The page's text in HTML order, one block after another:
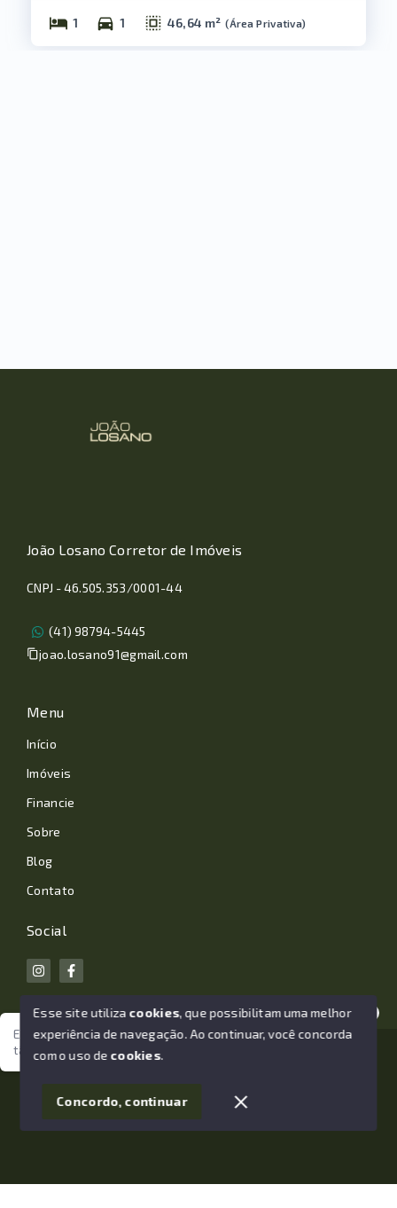
1 1 46,64 m² (Área Privativa)
Estamos aqui para te ajudar. Vamos juntos nessa jornada
tão importante da sua vida?
João Losano Corretor de Imóveis
CNPJ - 46.505.353/0001-44
(41) 98794-5445
joao.losano91@gmail.com
Menu
Início
Imóveis
Financie
Sobre
Blog
Contato
Social
© Copyright 2026 - João Losano Corretor de Imóveis -
SITE PARA IMOBILIARIA
Esse site utiliza cookies, que possibilitam uma melhor
experiência de navegação.Ao continuar, você concorda
com o uso de cookies.
Concordo, continuar